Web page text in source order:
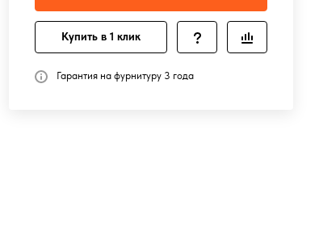
Купить в 1 клик
Гарантия на фурнитуру 3 года